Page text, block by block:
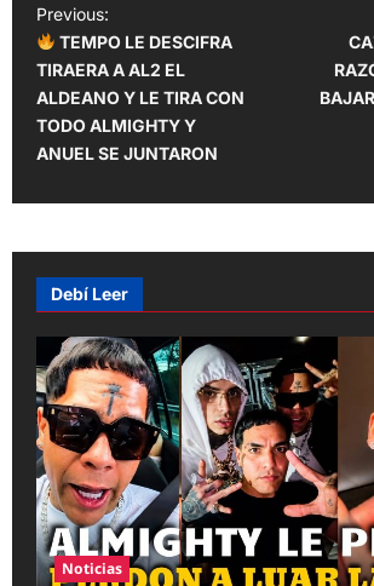
P
o
s
t
n
a
i
g
t
i
o
n
Previous:
TEMPO LE DESCIFRA
TIRAERA A AL2 EL
ALDEANO Y LE TIRA CON
TODO ALMIGHTY Y
ANUEL SE JUNTARON
Debí Leer
Noticias